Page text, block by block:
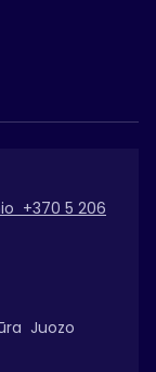
+370 5 206
Juozo